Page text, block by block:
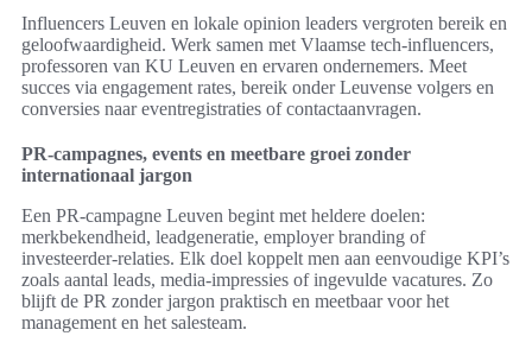
Influencers Leuven en lokale opinion leaders vergroten bereik en
geloofwaardigheid. Werk samen met Vlaamse tech-influencers,
professoren van KU Leuven en ervaren ondernemers. Meet
succes via engagement rates, bereik onder Leuvense volgers en
conversies naar eventregistraties of contactaanvragen.
PR-campagnes, events en meetbare groei zonder
internationaal jargon
Een PR-campagne Leuven begint met heldere doelen:
merkbekendheid, leadgeneratie, employer branding of
investeerder-relaties. Elk doel koppelt men aan eenvoudige KPI’s
zoals aantal leads, media-impressies of ingevulde vacatures. Zo
blijft de PR zonder jargon praktisch en meetbaar voor het
management en het salesteam.